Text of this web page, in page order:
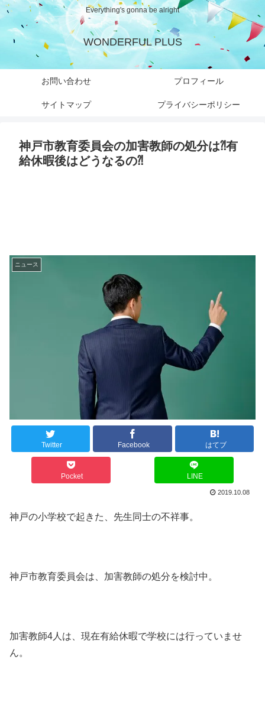
Everything's gonna be alright
WONDERFUL PLUS
お問い合わせ プロフィール
サイトマップ プライバシーポリシー
神戸市教育委員会の加害教師の処分は⁈有
給休暇後はどうなるの⁈
ニュース
Twitter Facebook はてブ
Pocket LINE
2019.10.08
神戸の小学校で起きた、先生同士の不祥事。
神戸市教育委員会は、加害教師の処分を検討中。
加害教師4人は、現在有給休暇で学校には行っていませ
ん。